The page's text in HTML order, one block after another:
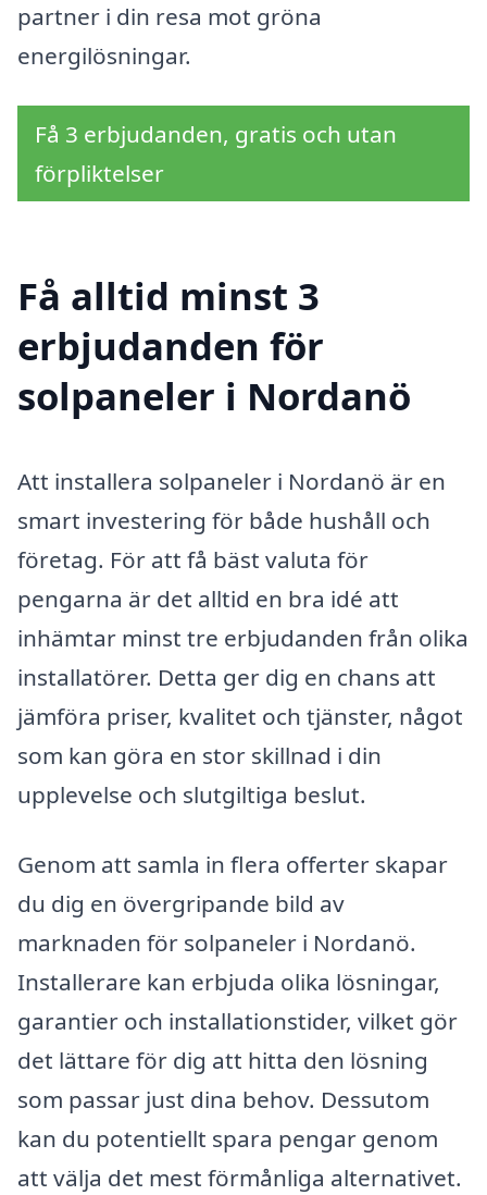
partner i din resa mot gröna
energilösningar.
Få 3 erbjudanden, gratis och utan
förpliktelser
Få alltid minst 3
erbjudanden för
solpaneler i Nordanö
Att installera solpaneler i Nordanö är en
smart investering för både hushåll och
företag. För att få bäst valuta för
pengarna är det alltid en bra idé att
inhämtar minst tre erbjudanden från olika
installatörer. Detta ger dig en chans att
jämföra priser, kvalitet och tjänster, något
som kan göra en stor skillnad i din
upplevelse och slutgiltiga beslut.
Genom att samla in flera offerter skapar
du dig en övergripande bild av
marknaden för solpaneler i Nordanö.
Installerare kan erbjuda olika lösningar,
garantier och installationstider, vilket gör
det lättare för dig att hitta den lösning
som passar just dina behov. Dessutom
kan du potentiellt spara pengar genom
att välja det mest förmånliga alternativet.